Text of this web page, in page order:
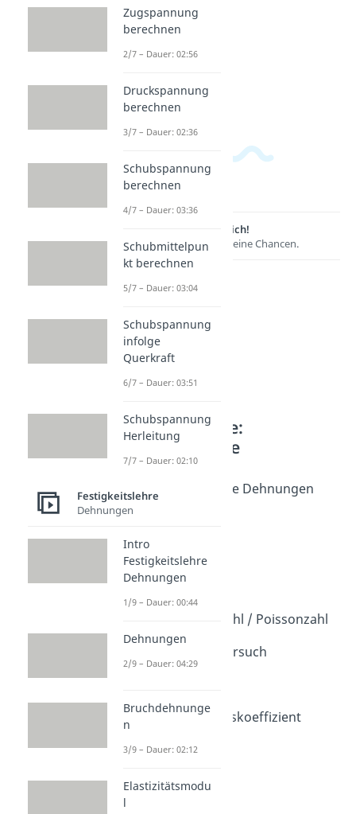
Lernen lohnt sich!
Entdecke hier deine Chancen.
Weitere Inhalte:
Festigkeitslehre
Dehnungen
Intro Festigkeitslehre Dehnungen
Dehnungen
Bruchdehnungen
Dauer: 02:12
Elastizitätsmodul
Dauer: 05:22
Querkontraktionszahl / Poissonzahl
Dauer: 02:21
Zug- und Torsionsversuch
Dauer: 08:39
Wärmeausdehnungskoeffizient
Dauer: 01:59
Streckgrenze
Zugspannung
berechnen
2/7 – Dauer: 02:56
Druckspannung
berechnen
3/7 – Dauer: 02:36
Schubspannung
berechnen
4/7 – Dauer: 03:36
Schubmittelpun
kt berechnen
5/7 – Dauer: 03:04
Schubspannung
infolge
Querkraft
6/7 – Dauer: 03:51
Schubspannung
Herleitung
7/7 – Dauer: 02:10
Festigkeitslehre
Dehnungen
Intro
Festigkeitslehre
Dehnungen
1/9 – Dauer: 00:44
Dehnungen
2/9 – Dauer: 04:29
Bruchdehnunge
n
3/9 – Dauer: 02:12
Elastizitätsmodu
l